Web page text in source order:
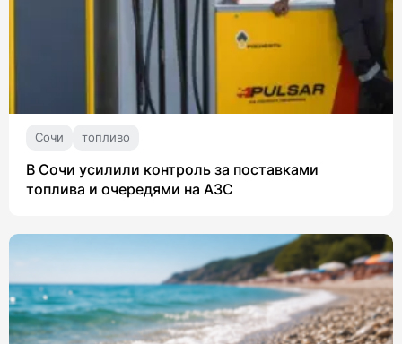
Сочи топливо
В Сочи усилили контроль за поставками
топлива и очередями на АЗС